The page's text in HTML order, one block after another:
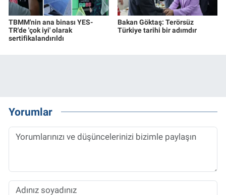
TBMM'nin ana binası YES-
TR'de 'çok iyi' olarak
sertifikalandırıldı
Bakan Göktaş: Terörsüz
Türkiye tarihi bir adımdır
Yorumlar